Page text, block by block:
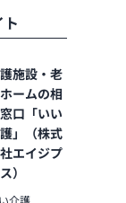
施設・老
ームの相
口「いい
」（株式
エイジプ
）
介護